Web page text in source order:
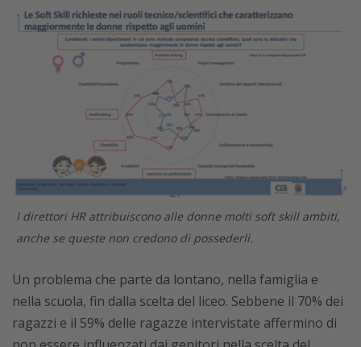
I direttori HR attribuiscono alle donne molti soft skill ambiti,
anche se queste non credono di possederli.
Un problema che parte da lontano, nella famiglia e
nella scuola, fin dalla scelta del liceo. Sebbene il 70% dei
ragazzi e il 59% delle ragazze intervistate affermino di